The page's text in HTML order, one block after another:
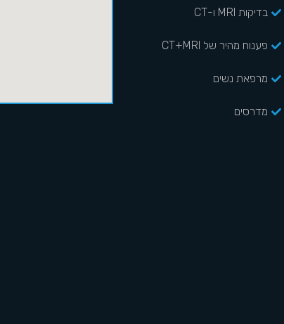
בדיקות MRI ו-CT
פענוח מהיר של CT+MRI
מרפאת נשים
מדרסים